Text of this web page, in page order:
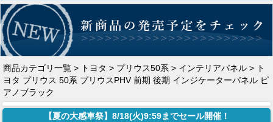
商品カテゴリ一覧 > トヨタ > プリウス50系 > インテリアパネル > ト
ヨタ プリウス 50系 プリウスPHV 前期 後期 インジケーターパネル ピ
アノブラック
【夏の大感車祭】8/18(火)9:59までセール開催！